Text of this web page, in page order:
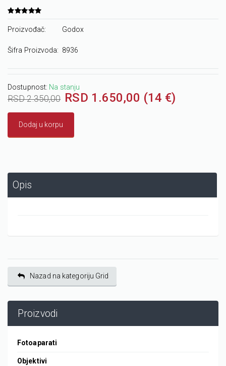
Proizvođač: Godox
Šifra Proizvoda: 8936
Dostupnost: Na stanju
RSD 2.350,00 RSD 1.650,00 (14 €)
Dodaj u korpu
Opis
Nazad na kategoriju Grid
Proizvodi
Fotoaparati
Objektivi